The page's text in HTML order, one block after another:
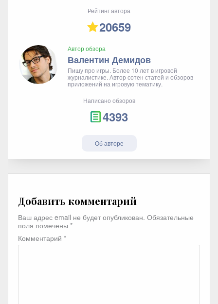
Рейтинг автора
20659
Автор обзора
Валентин Демидов
Пишу про игры. Более 10 лет в игровой
журналистике. Автор сотен статей и обзоров
приложений на игровую тематику.
Написано обзоров
4393
Об авторе
Добавить комментарий
Ваш адрес email не будет опубликован. Обязательные
поля помечены *
Комментарий *